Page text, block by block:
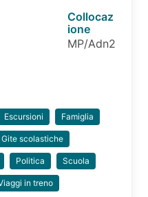
Collocaz
ione
MP/Adn2
Escursioni Famiglia
Gite scolastiche
Politica Scuola
in treno